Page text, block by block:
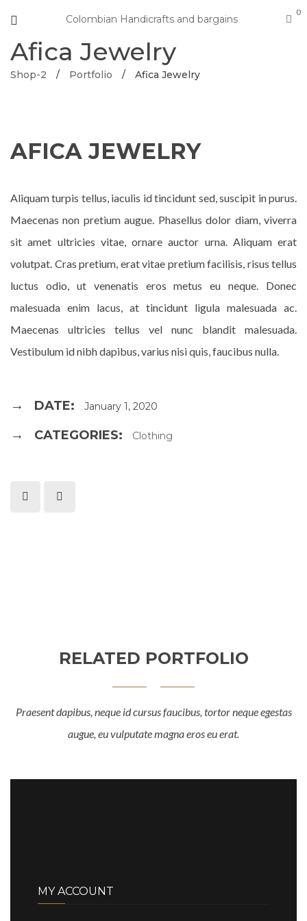
Colombian Handicrafts and bargains
0
Afica Jewelry
Shop-2 / Portfolio / Afica Jewelry
AFICA JEWELRY
Aliquam turpis tellus, iaculis id tincidunt sed, suscipit in purus.
Maecenas non pretium augue. Phasellus dolor diam, viverra
sit amet ultricies vitae, ornare auctor urna. Aliquam erat
volutpat. Cras pretium, erat vitae pretium facilisis, risus tellus
luctus odio, ut venenatis eros metus eu neque. Donec
malesuada enim lacus, at tincidunt ligula malesuada ac.
Maecenas ultricies tellus vel nunc blandit malesuada.
Vestibulum id nibh dapibus, varius nisi quis, faucibus nulla.
DATE: January 1, 2020
CATEGORIES: Clothing
RELATED PORTFOLIO
Praesent dapibus, neque id cursus faucibus, tortor neque egestas
augue, eu vulputate magna eros eu erat.
MY ACCOUNT